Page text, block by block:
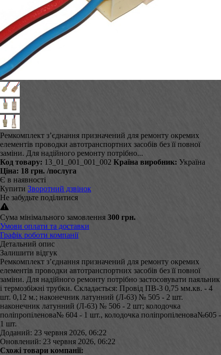
Ремкомплект з’єднання призначений для ремонту окремих
елементів проводки автотранспортних засобів без її повної
заміни. Для надійного ремонту потрібно...
Код товару: 13_01_001_001_002 Країна виробник: Україна
Ціна: 18 грн. /послуга
Є в наявності
Купити Зворотний дзвінок
Не забудьте поділитися
Сума мінімального замовлення 300 грн.
Умови оплати та доставки
Графік роботи компанії
Детальний опис
Залишити відгук
Ремкомплект з’єднання призначений для ремонту окремих
елементів проводки автотранспортних засобів без її повної
заміни. Для надійного ремонту потрібно застосовувати паяльник
і термозбіжні трубки. Складається: Провід ПВ-3 0,75 мм.кв. - 4
шт. 0,12 м.; наконечник латунний (Л-63) № 505 - 2 шт.
наконечник латунний (Л-63) № 506 - 2 шт; колодочка
поліпропіленова№ 604 - 1 шт., колодочка поліпропіленова№605 -
1 шт.
Доданий: 23 червня 2026, 06:22
Оновлений: 23 червня 2026, 06:22
Схожі товари компанії: